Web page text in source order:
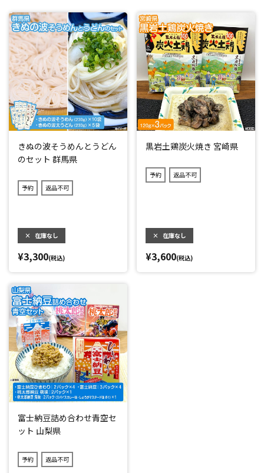
きぬの波そうめんとうどん
のセット 群馬県
予約 返品不可
× 在庫なし
¥3,300(税込)
黒岩土鶏炭火焼き 宮崎県
予約 返品不可
× 在庫なし
¥3,600(税込)
富士納豆詰め合わせ青空セ
ット 山梨県
予約 返品不可